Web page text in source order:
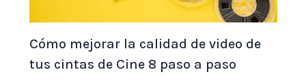
Cómo mejorar la calidad de video de
tus cintas de Cine 8 paso a paso